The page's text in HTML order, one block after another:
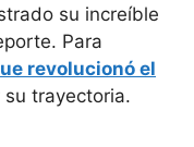
su increíble
Para
revolucionó el
su trayectoria.